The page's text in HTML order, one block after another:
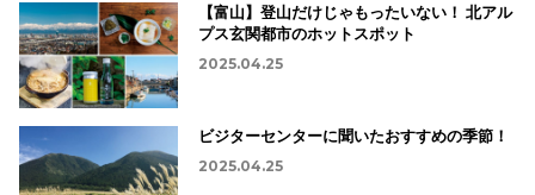
【富山】登山だけじゃもったいない！ 北アル
プス玄関都市のホットスポット
2025.04.25
ビジターセンターに聞いたおすすめの季節！
2025.04.25